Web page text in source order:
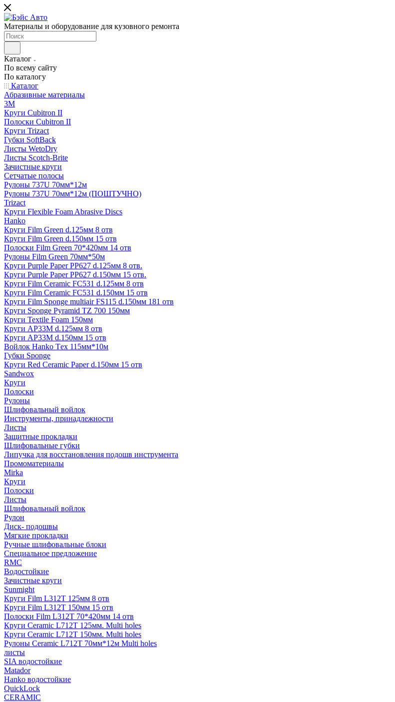
Материалы и оборудование для кузовного ремонта
Каталог
По всему сайту
По каталогу
Каталог
Абразивные материалы
3M
Круги Cubitron II
Полоски Cubitron II
Круги Trizact
Губки SoftBack
Листы WetoDry
Листы Scotch-Brite
Зачистные круги
Сетчатые полосы
Рулоны 737U 70мм*12м
Рулоны 737U 70мм*12м (ПОШТУЧНО)
Trizact
Круги Flexible Foam Abrasive Discs
Hanko
Круги Film Green d.125мм 8 отв
Круги Film Green d.150мм 15 отв
Полоски Film Green 70*420мм 14 отв
Рулоны Film Green 70мм*50м
Круги Purple Paper PP627 d.125мм 8 отв.
Круги Purple Paper PP627 d.150мм 15 отв.
Круги Film Ceramic FC531 d.125мм 8 отв
Круги Film Ceramic FC531 d.150мм 15 отв
Круги Film Sponge multiair FS115 d.150мм 181 отв
Круги Sponge Pyramid TZ 700 150мм
Круги Textile Foam 150мм
Круги AP33M d.125мм 8 отв
Круги AP33M d.150мм 15 отв
Войлок Hanko Tех 115мм*10м
Губки Sponge
Круги Red Ceramic Paper d.150мм 15 отв
Sandwox
Круги
Полоски
Рулоны
Шлифовальный войлок
Инструменты, принадлежности
Листы
Защитные прокладки
Шлифовальные губки
Липучка для восстановления подошв инструмента
Промоматериалы
Mirka
Круги
Полоски
Листы
Шлифовальный войлок
Рулон
Диск- подошвы
Мягкие прокладки
Ручные шлифовальные блоки
Специальное предложение
RMC
Водостойкие
Зачистные круги
Sunmight
Круги Film L312T 125мм 8 отв
Круги Film L312T 150мм 15 отв
Полоски Film L312T 70*420мм 14 отв
Круги Ceramic L712T 125мм. Multi holes
Круги Ceramic L712T 150мм. Multi holes
Рулоны Ceramic L712T 70мм*12м Multi holes
листы
SIA водостойкие
Matador
Hanko водостойкие
QuickLock
CERAMIC